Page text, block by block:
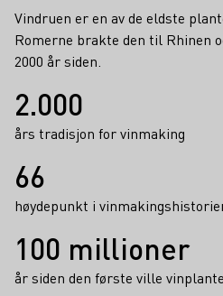
Vindruen er en av de eldste
Romerne brakte den til Rhinen
2000 år siden.
Fakta
2.000
års tradisjon for vinmaking
66
høydepunkt i
100 millioner
år siden den første ville